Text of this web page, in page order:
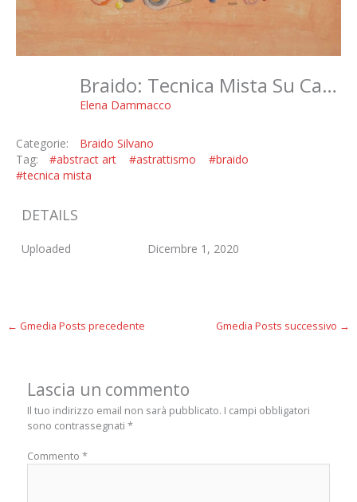
Braido: Tecnica Mista Su Carta
Elena Dammacco
Categorie:
Braido Silvano
Tag:
#abstract art #astrattismo
#braido
#tecnica mista
DETAILS
Uploaded Dicembre 1, 2020
← Gmedia Posts precedente Gmedia Posts successivo →
Lascia un commento
Il tuo indirizzo email non sarà pubblicato. I campi obbligatori
sono contrassegnati*
Commento*